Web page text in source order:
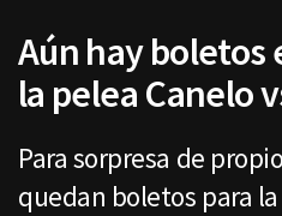
Aún hay boletos
la pelea Canelo
Para sorpresa de
quedan boletos para